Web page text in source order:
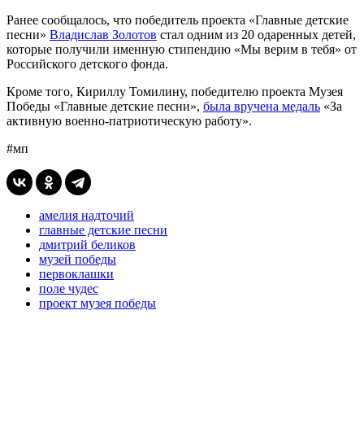
Ранее сообщалось, что победитель проекта «Главные детские
песни» Владислав Золотов стал одним из 20 одаренных детей,
которые получили именную стипендию «Мы верим в тебя» от
Российского детского фонда.
Кроме того, Кириллу Томилину, победителю проекта Музея
Победы «Главные детские песни», была вручена медаль «За
активную военно-патриотическую работу».
#мп
амелия надточий
главные детские песни
дмитрий беликов
музей победы
первоклашки
поле чудес
проект музея победы